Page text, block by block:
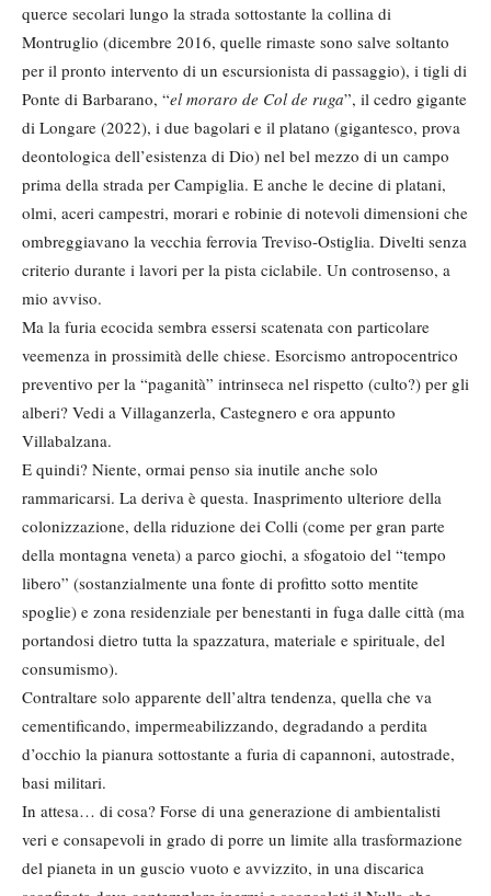
querce secolari lungo la strada sottostante la collina di
Montruglio (dicembre 2016, quelle rimaste sono salve soltanto
per il pronto intervento di un escursionista di passaggio), i tigli di
Ponte di Barbarano, “el moraro de Col de ruga”, il cedro gigante
di Longare (2022), i due bagolari e il platano (gigantesco, prova
deontologica dell’esistenza di Dio) nel bel mezzo di un campo
prima della strada per Campiglia. E anche le decine di platani,
olmi, aceri campestri, morari e robinie di notevoli dimensioni che
ombreggiavano la vecchia ferrovia Treviso-Ostiglia. Divelti senza
criterio durante i lavori per la pista ciclabile. Un controsenso, a
mio avviso.
Ma la furia ecocida sembra essersi scatenata con particolare
veemenza in prossimità delle chiese. Esorcismo antropocentrico
preventivo per la “paganità” intrinseca nel rispetto (culto?) per gli
alberi? Vedi a Villaganzerla, Castegnero e ora appunto
Villabalzana.
E quindi? Niente, ormai penso sia inutile anche solo
rammaricarsi. La deriva è questa. Inasprimento ulteriore della
colonizzazione, della riduzione dei Colli (come per gran parte
della montagna veneta) a parco giochi, a sfogatoio del “tempo
libero” (sostanzialmente una fonte di profitto sotto mentite
spoglie) e zona residenziale per benestanti in fuga dalle città (ma
portandosi dietro tutta la spazzatura, materiale e spirituale, del
consumismo).
Contraltare solo apparente dell’altra tendenza, quella che va
cementificando, impermeabilizzando, degradando a perdita
d’occhio la pianura sottostante a furia di capannoni, autostrade,
basi militari.
In attesa… di cosa? Forse di una generazione di ambientalisti
veri e consapevoli in grado di porre un limite alla trasformazione
del pianeta in un guscio vuoto e avvizzito, in una discarica